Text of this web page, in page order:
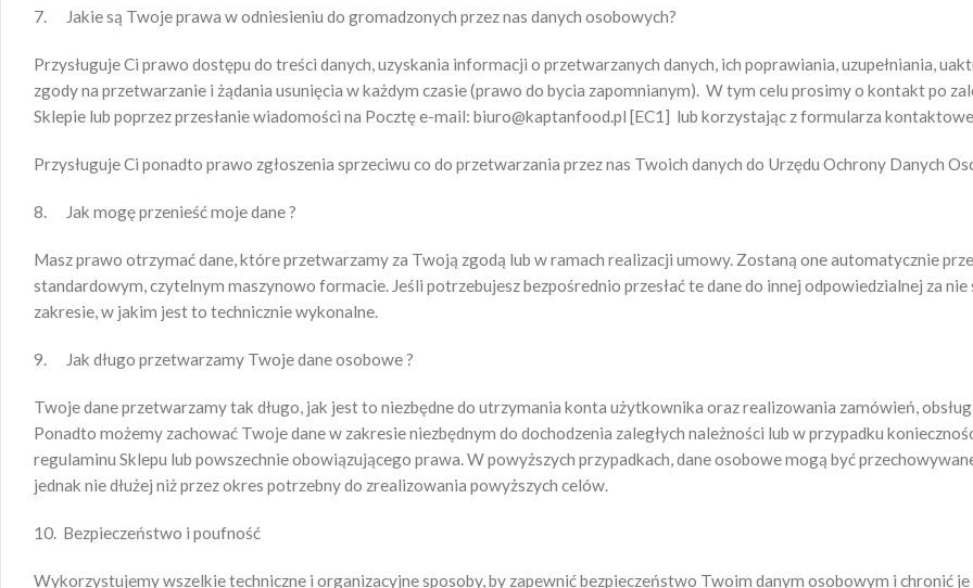
7. Jakie są Twoje prawa w odniesieniu do gromadzonych przez nas danych osobowych?
Przysługuje Ci prawo dostępu do treści danych, uzyskania informacji o przetwarzanych danych, ich poprawiania, uzupełniania,
zgody na przetwarzanie i żądania usunięcia w każdym czasie (prawo do bycia zapomnianym). W tym celu prosimy o kontakt po
Sklepie lub poprzez przesłanie wiadomości na Pocztę e-mail: biuro@kaptanfood.pl [EC1] lub korzystając z formularza
Przysługuje Ci ponadto prawo zgłoszenia sprzeciwu co do przetwarzania przez nas Twoich danych do Urzędu Ochrony Danych
8. Jak mogę przenieść moje dane ?
Masz prawo otrzymać dane, które przetwarzamy za Twoją zgodą lub w ramach realizacji umowy. Zostaną one automatycznie
standardowym, czytelnym maszynowo formacie. Jeśli potrzebujesz bezpośrednio przesłać te dane do innej odpowiedzialnej za
zakresie, w jakim jest to technicznie wykonalne.
9. Jak długo przetwarzamy Twoje dane osobowe ?
Twoje dane przetwarzamy tak długo, jak jest to niezbędne do utrzymania konta użytkownika oraz realizowania zamówień,
Ponadto możemy zachować Twoje dane w zakresie niezbędnym do dochodzenia zaległych należności lub w przypadku
regulaminu Sklepu lub powszechnie obowiązującego prawa. W powyższych przypadkach, dane osobowe mogą być
jednak nie dłużej niż przez okres potrzebny do zrealizowania powyższych celów.
10. Bezpieczeństwo i poufność
Wykorzystujemy wszelkie techniczne i organizacyjne sposoby, by zapewnić bezpieczeństwo Twoim danym osobowym i chronić